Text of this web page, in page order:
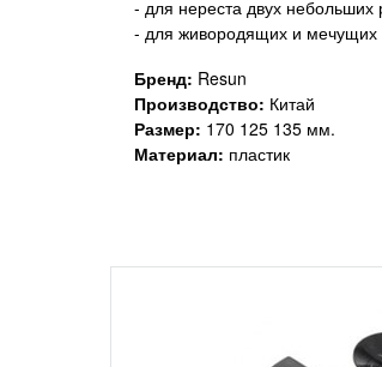
- для нереста двух
- для живородящих и мечущих
Бренд: Resun
Производство: Китай
Размер: 170 125 135 мм.
Материал: пластик